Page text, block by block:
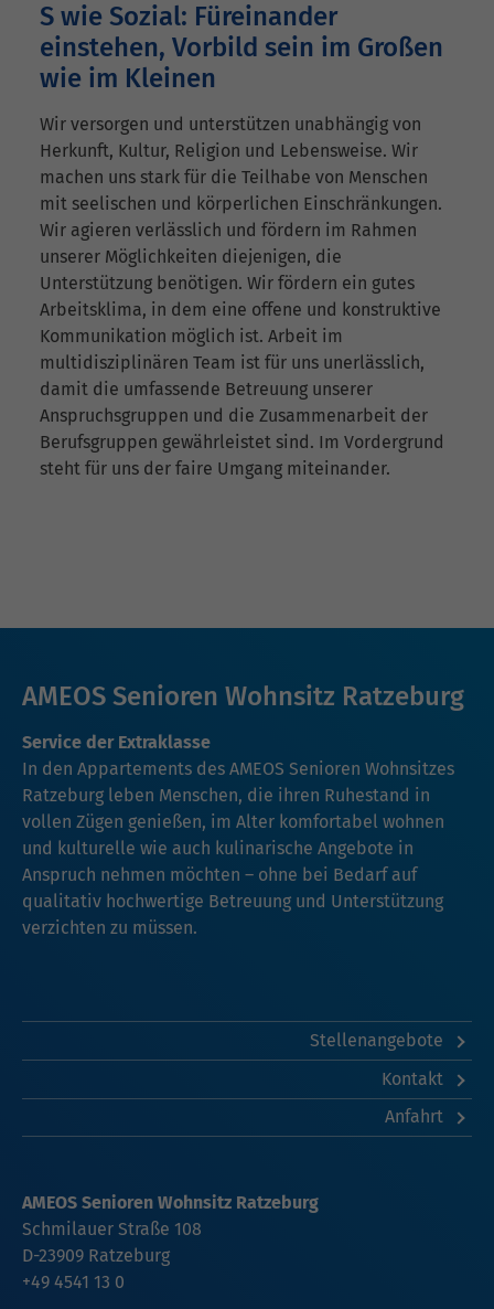
S wie Sozial: Füreinander
einstehen, Vorbild sein im Großen
wie im Kleinen
Wir versorgen und unterstützen unabhängig von
Herkunft, Kultur, Religion und Lebensweise. Wir
machen uns stark für die Teilhabe von Menschen
mit seelischen und körperlichen Einschränkungen.
Wir agieren verlässlich und fördern im Rahmen
unserer Möglichkeiten diejenigen, die
Unterstützung benötigen. Wir fördern ein gutes
Arbeitsklima, in dem eine offene und konstruktive
Kommunikation möglich ist. Arbeit im
multidisziplinären Team ist für uns unerlässlich,
damit die umfassende Betreuung unserer
Anspruchsgruppen und die Zusammenarbeit der
Berufsgruppen gewährleistet sind. Im Vordergrund
steht für uns der faire Umgang miteinander.
AMEOS Senioren Wohnsitz Ratzeburg
Service der Extraklasse
In den Appartements des AMEOS Senioren Wohnsitzes
Ratzeburg leben Menschen, die ihren Ruhestand in
vollen Zügen genießen, im Alter komfortabel wohnen
und kulturelle wie auch kulinarische Angebote in
Anspruch nehmen möchten – ohne bei Bedarf auf
qualitativ hochwertige Betreuung und Unterstützung
verzichten zu müssen.
Stellenangebote
Kontakt
Anfahrt
AMEOS Senioren Wohnsitz Ratzeburg
Schmilauer Straße 108
D-23909 Ratzeburg
+49 4541 13 0